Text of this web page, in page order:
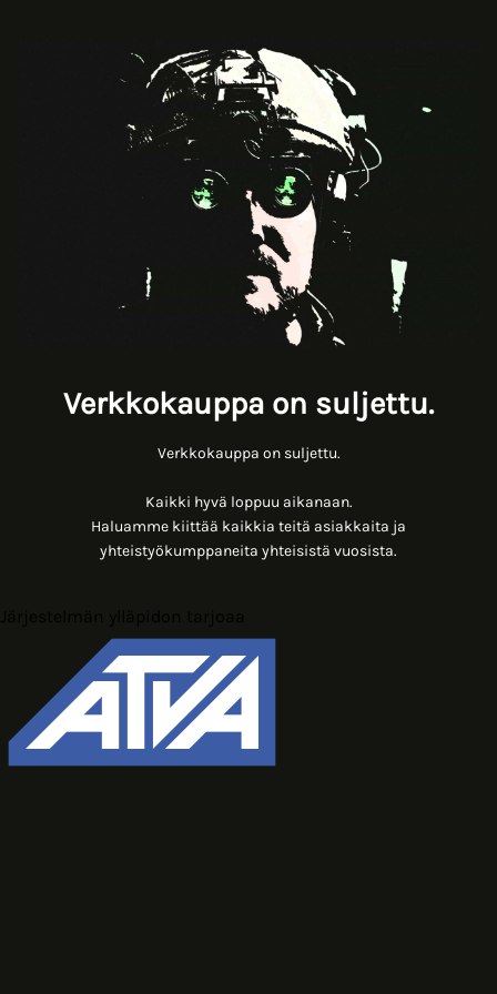
Verkkokauppa on suljettu.
Verkkokauppa on suljettu.
Kaikki hyvä loppuu aikanaan.
Haluamme kiittää kaikkia teitä asiakkaita ja
yhteistyökumppaneita yhteisistä vuosista.